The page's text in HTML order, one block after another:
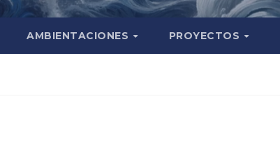
AMBIENTACIONES PROYECTOS